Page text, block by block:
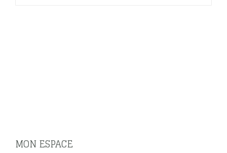
MON ESPACE